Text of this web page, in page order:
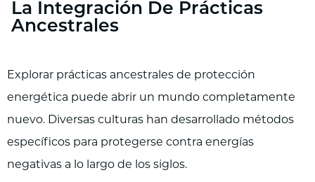
La Integración De Prácticas
Ancestrales
Explorar prácticas ancestrales de protección
energética puede abrir un mundo completamente
nuevo. Diversas culturas han desarrollado métodos
específicos para protegerse contra energías
negativas a lo largo de los siglos.